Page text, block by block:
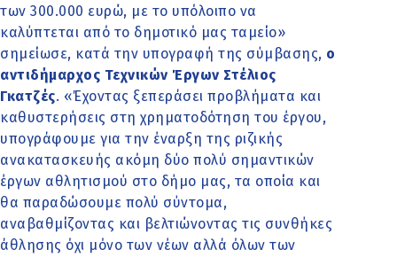
των 300.000 ευρώ, με το υπόλοιπο να
καλύπτεται από το δημοτικό μας ταμείο»
σημείωσε, κατά την υπογραφή της σύμβασης, ο
αντιδήμαρχος Τεχνικών Έργων Στέλιος
Γκατζές. «Έχοντας ξεπεράσει προβλήματα και
καθυστερήσεις στη χρηματοδότηση του έργου,
υπογράφουμε για την έναρξη της ριζικής
ανακατασκευής ακόμη δύο πολύ σημαντικών
έργων αθλητισμού στο δήμο μας, τα οποία και
θα παραδώσουμε πολύ σύντομα,
αναβαθμίζοντας και βελτιώνοντας τις συνθήκες
άθλησης όχι μόνο των νέων αλλά όλων των